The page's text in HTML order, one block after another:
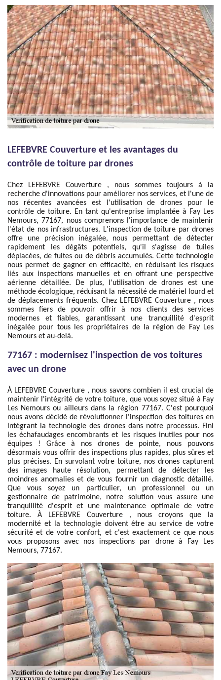
LEFEBVRE Couverture et les avantages du
contrôle de toiture par drones
Chez LEFEBVRE Couverture , nous sommes toujours à la
recherche d'innovations pour améliorer nos services, et l'une de
nos récentes avancées est l'utilisation de drones pour le
contrôle de toiture. En tant qu'entreprise implantée à Fay Les
Nemours, 77167, nous comprenons l'importance de maintenir
l'état de nos infrastructures. L'inspection de toiture par drones
offre une précision inégalée, nous permettant de détecter
rapidement les dégâts potentiels, qu'il s'agisse de tuiles
déplacées, de fuites ou de débris accumulés. Cette technologie
nous permet de gagner en efficacité, en réduisant les risques
liés aux inspections manuelles et en offrant une perspective
aérienne détaillée. De plus, l'utilisation de drones est une
méthode écologique, réduisant la nécessité de matériel lourd et
de déplacements fréquents. Chez LEFEBVRE Couverture , nous
sommes fiers de pouvoir offrir à nos clients des services
modernes et fiables, garantissant une tranquillité d'esprit
inégalée pour tous les propriétaires de la région de Fay Les
Nemours et au-delà.
77167 : modernisez l'inspection de vos toitures
avec un drone
À LEFEBVRE Couverture , nous savons combien il est crucial de
maintenir l'intégrité de votre toiture, que vous soyez situé à Fay
Les Nemours ou ailleurs dans la région 77167. C'est pourquoi
nous avons décidé de révolutionner l'inspection des toitures en
intégrant la technologie des drones dans notre processus. Fini
les échafaudages encombrants et les risques inutiles pour nos
équipes ! Grâce à nos drones de pointe, nous pouvons
désormais vous offrir des inspections plus rapides, plus sûres et
plus précises. En survolant votre toiture, nos drones capturent
des images haute résolution, permettant de détecter les
moindres anomalies et de vous fournir un diagnostic détaillé.
Que vous soyez un particulier, un professionnel ou un
gestionnaire de patrimoine, notre solution vous assure une
tranquillité d'esprit et une maintenance optimale de votre
toiture. À LEFEBVRE Couverture , nous croyons que la
modernité et la technologie doivent être au service de votre
sécurité et de votre confort, et c'est exactement ce que nous
vous proposons avec nos inspections par drone à Fay Les
Nemours, 77167.